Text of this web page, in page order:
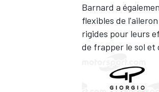
AUTRES
Barnard a
flexibles de
rigides pour leurs
de frapper le sol et